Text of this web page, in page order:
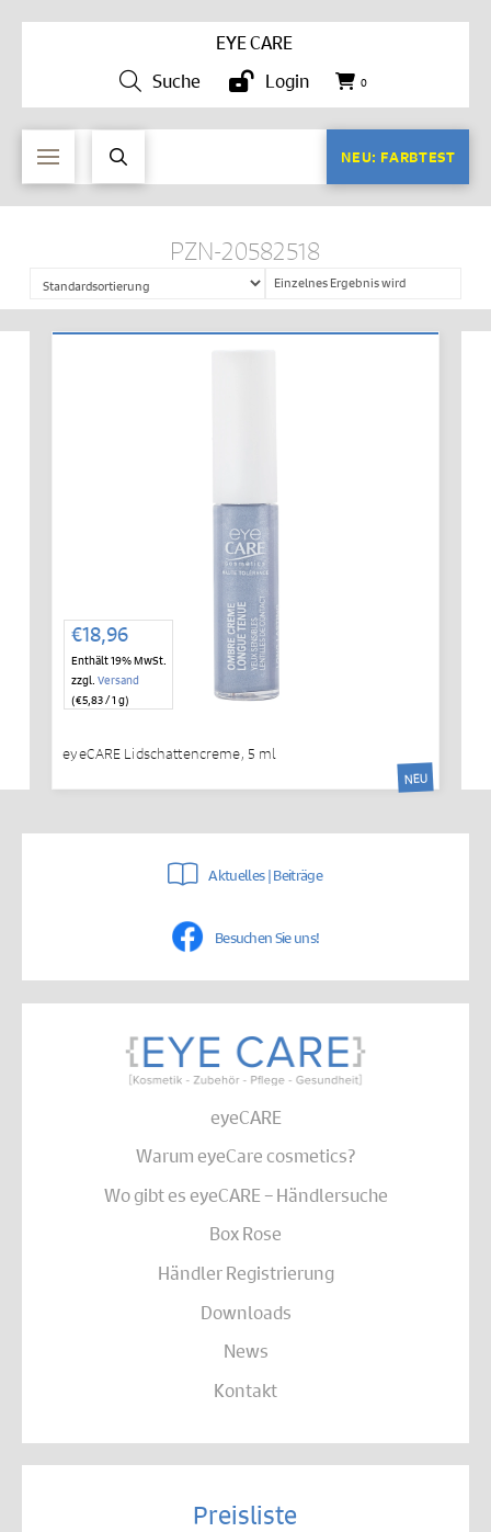
EYE CARE
Suche
Login 0
NEU: FARBTEST
PZN-20582518
Einzelnes Ergebnis wird
angezeigt
€18,96
Enthält 19% MwSt.
zzgl. Versand
(€5,83/ 1 g)
eyeCARE Lidschattencreme, 5 ml
NEU
Aktuelles | Beiträge
Besuchen Sie uns!
eyeCARE
Warum eyeCare cosmetics?
Wo gibt es eyeCARE – Händlersuche
Box Rose
Händler Registrierung
Downloads
News
Kontakt
Preisliste